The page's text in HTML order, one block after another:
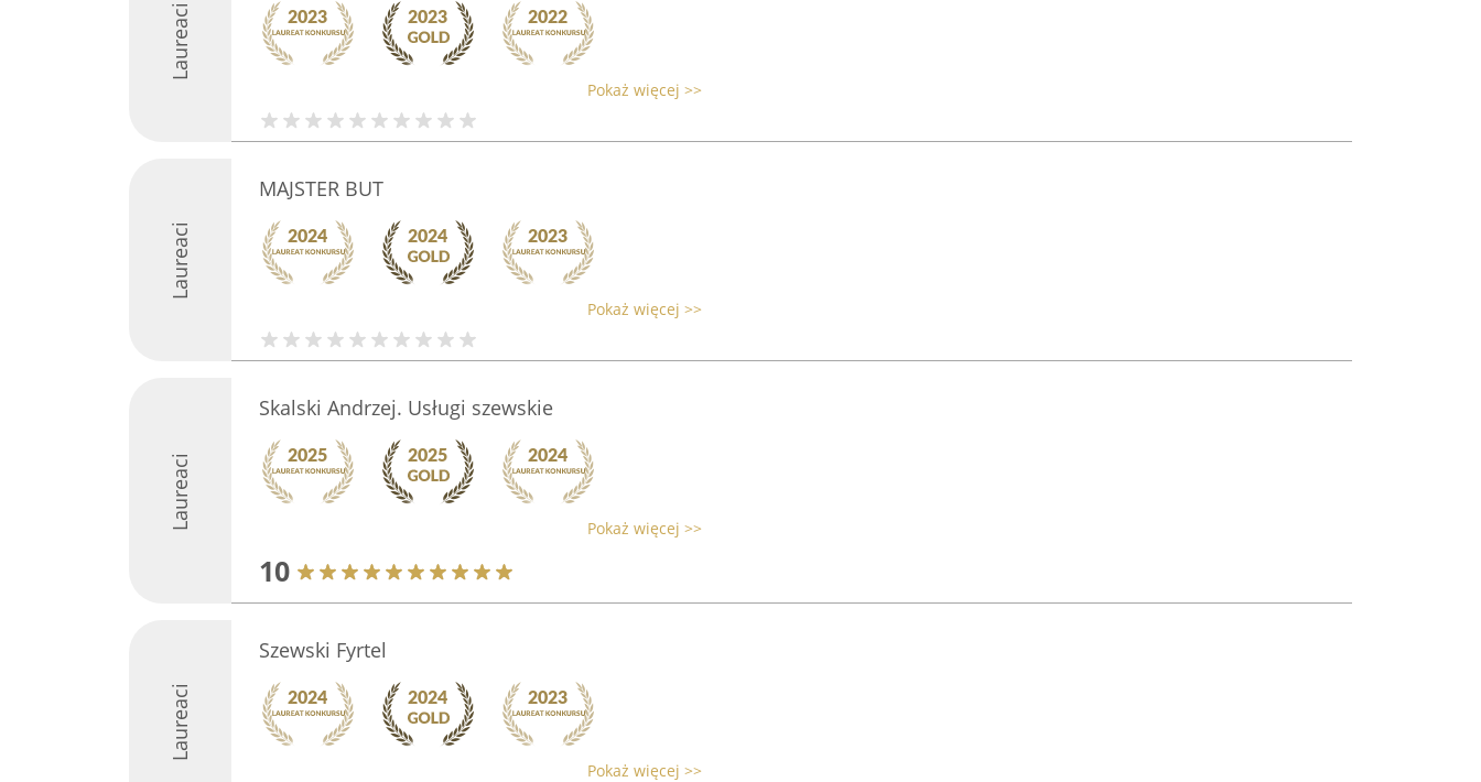
Laureaci
Pokaż więcej >>
Laureaci
MAJSTER BUT
Pokaż więcej >>
Laureaci
Skalski Andrzej. Usługi szewskie
Pokaż więcej >>
10
Laureaci
Szewski Fyrtel
Pokaż więcej >>